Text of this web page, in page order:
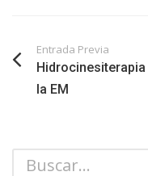
Entrada Previa
Hidrocinesiterapia
la EM